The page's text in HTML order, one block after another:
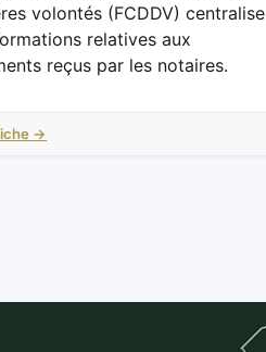
volontés (FCDDV) centralise
relatives aux
reçus par les notaires.
→